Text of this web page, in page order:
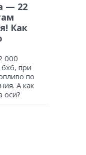
— 22
Как
000
при
по
А как
оси?